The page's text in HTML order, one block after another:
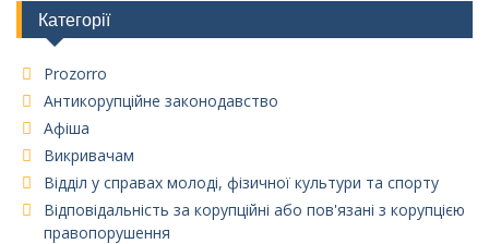
Категорії
Prozorro
Антикорупційне законодавство
Афіша
Викривачам
Відділ у справах молоді, фізичної культури та спорту
Відповідальність за корупційні або пов'язані з корупцією
правопорушення